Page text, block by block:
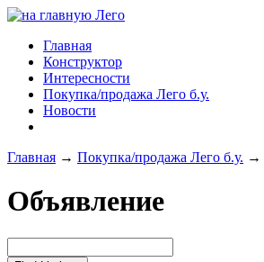
Главная
Конструктор
Интересности
Покупка/продажа Лего б.у.
Новости
Главная → Покупка/продажа Лего б.у. →
Объявление